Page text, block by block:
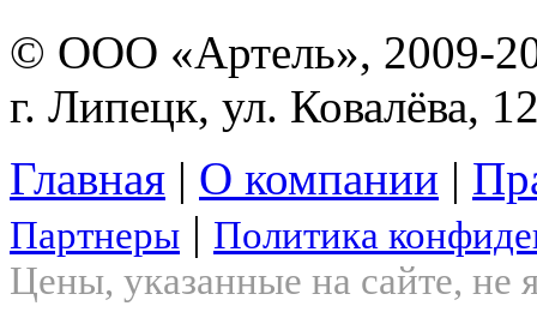
© ООО «Артель», 2009-
г. Липецк, ул. Ковалёва,
Главная | О компании |
Партнеры | Политика
Цены, указанные на сайте, не